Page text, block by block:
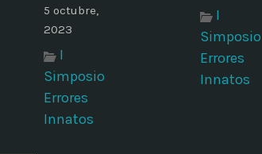
5 octubre,
2023
I
Simposio
Errores
Innatos
I
Simposio
Errores
Innatos